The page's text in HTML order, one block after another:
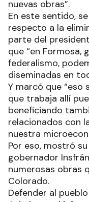
nuevas obras”.
En este sentido,
respecto a la
parte del
que “en Formosa,
federalismo,
diseminadas en
Y marcó que “eso
que trabaja allí
beneficiando
relacionados con
nuestra
Por eso, mostró
gobernador
numerosas obras
Colorado.
Defender al pueblo